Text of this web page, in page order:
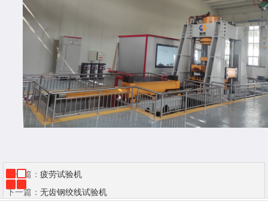
上一篇： 疲劳试验机
下一篇： 无齿钢绞线试验机